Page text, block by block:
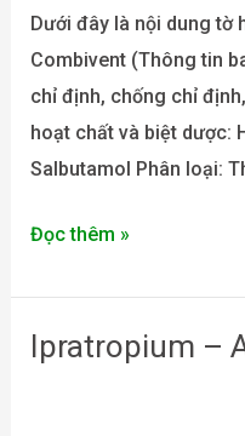
Dưới đây là nội dung tờ
Combivent (Thông tin
chỉ định, chống chỉ
hoạt chất và biệt dược:
Salbutamol Phân loại:
Đọc thêm »
Ipratropium –
Ipratropium